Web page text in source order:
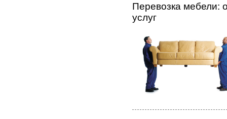
Перевозка мебели:
услуг